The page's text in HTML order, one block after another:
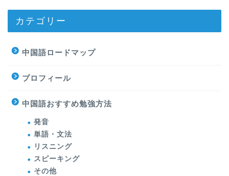
カテゴリー
中国語ロードマップ
プロフィール
中国語おすすめ勉強方法
発音
単語・文法
リスニング
スピーキング
その他